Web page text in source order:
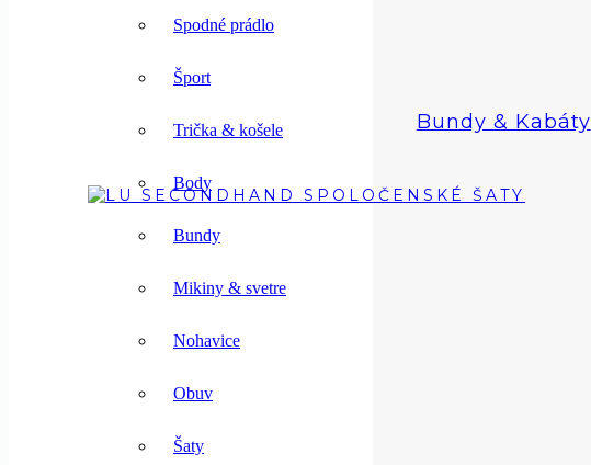
Bundy & Kabáty
Spodné prádlo
Šport
Trička & košele
Body
Bundy
Mikiny & svetre
Nohavice
Obuv
Šaty